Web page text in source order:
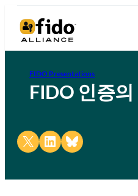
FIDO Presentations
FIDO 인증
Share on X Share on LinkedIn
Share on Bluesky